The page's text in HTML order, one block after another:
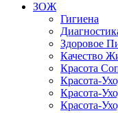
ЗОЖ
Гигиена
Здоровое
Качество
Красота
Красота-
Красота-
Красота-